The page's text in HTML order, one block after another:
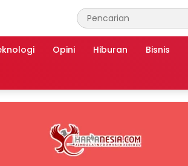
Opini Hiburan Bisnis